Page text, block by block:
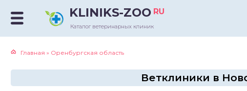
KLINIKS-ZOO RU
Каталог ветеринарных клиник
Главная » Оренбургская область
Ветклиники в